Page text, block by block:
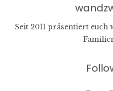
Seit 2011 präsentiert